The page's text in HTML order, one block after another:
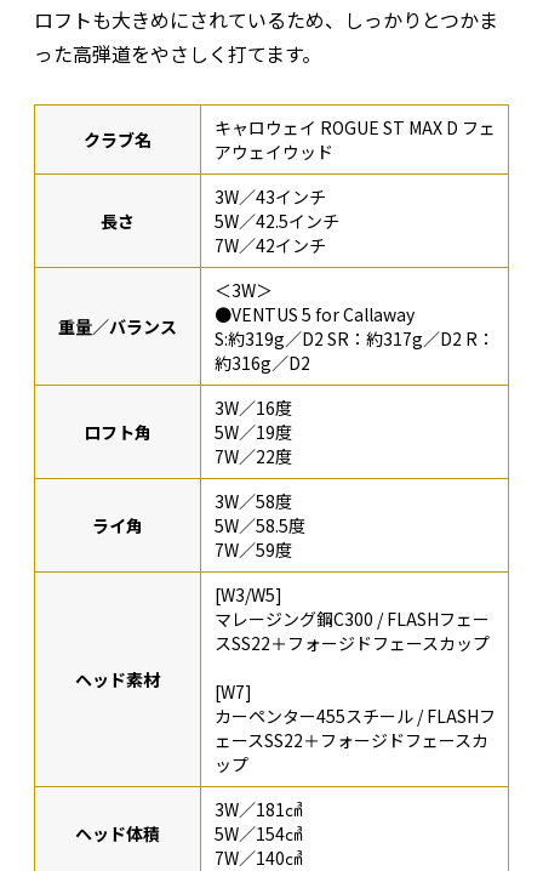
ロフトも大きめにされているため、しっかりとつかま
った高弾道をやさしく打てます。
クラブ名
キャロウェイ ROGUE ST MAX D フェ
アウェイウッド
長さ
3W／43インチ
5W／42.5インチ
7W／42インチ
重量／バランス
＜3W＞
●VENTUS 5 for Callaway
S:約319g／D2 SR：約317g／D2 R：
約316g／D2
ロフト角
3W／16度
5W／19度
7W／22度
ライ角
3W／58度
5W／58.5度
7W／59度
ヘッド素材
[W3/W5]
マレージング鋼C300 / FLASHフェー
スSS22＋フォージドフェースカップ
[W7]
カーペンター455スチール / FLASHフ
ェースSS22＋フォージドフェースカ
ップ
ヘッド体積
3W／181㎤
5W／154㎤
7W／140㎤